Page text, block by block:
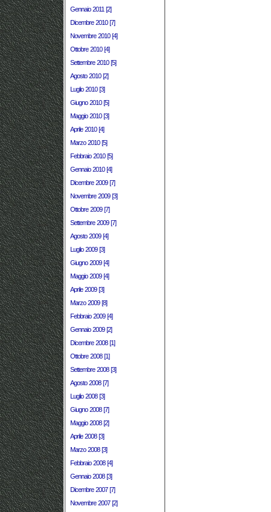
Gennaio 2011 [2]
Dicembre 2010 [7]
Novembre 2010 [4]
Ottobre 2010 [4]
Settembre 2010 [5]
Agosto 2010 [2]
Luglio 2010 [3]
Giugno 2010 [5]
Maggio 2010 [3]
Aprile 2010 [4]
Marzo 2010 [5]
Febbraio 2010 [5]
Gennaio 2010 [4]
Dicembre 2009 [7]
Novembre 2009 [3]
Ottobre 2009 [7]
Settembre 2009 [7]
Agosto 2009 [4]
Luglio 2009 [3]
Giugno 2009 [4]
Maggio 2009 [4]
Aprile 2009 [3]
Marzo 2009 [8]
Febbraio 2009 [4]
Gennaio 2009 [2]
Dicembre 2008 [1]
Ottobre 2008 [1]
Settembre 2008 [3]
Agosto 2008 [7]
Luglio 2008 [3]
Giugno 2008 [7]
Maggio 2008 [2]
Aprile 2008 [3]
Marzo 2008 [3]
Febbraio 2008 [4]
Gennaio 2008 [3]
Dicembre 2007 [7]
Novembre 2007 [2]